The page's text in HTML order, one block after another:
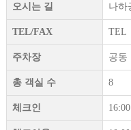
오시는 길 나하
TEL/FAX TEL
주차장 공동
총 객실 수 8
체크인